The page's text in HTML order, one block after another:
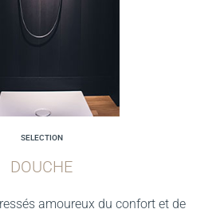
SELECTION
DOUCHE
amoureux du confort et de